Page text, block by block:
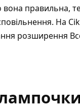
правильна,
На
розширення